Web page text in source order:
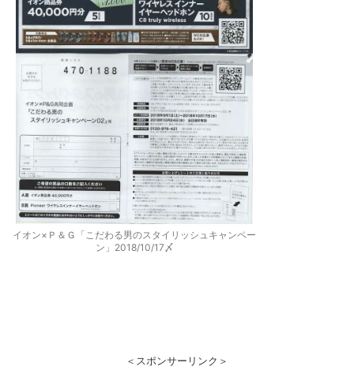
イオン×Ｐ＆Ｇ「こだわる男のスタイリッシュキャンペー
ン」2018/10/17〆
＜スポンサーリンク＞